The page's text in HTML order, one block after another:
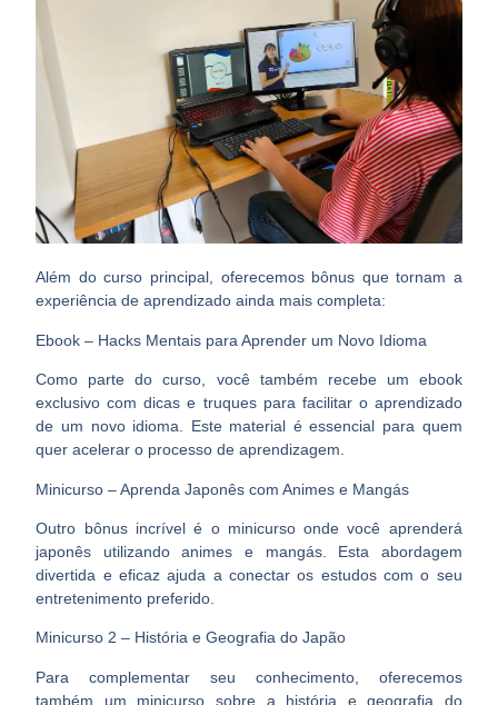
Além do curso principal, oferecemos bônus que tornam a
experiência de aprendizado ainda mais completa:
Ebook – Hacks Mentais para Aprender um Novo Idioma
Como parte do curso, você também recebe um ebook
exclusivo com dicas e truques para facilitar o aprendizado
de um novo idioma. Este material é essencial para quem
quer acelerar o processo de aprendizagem.
Minicurso – Aprenda Japonês com Animes e Mangás
Outro bônus incrível é o minicurso onde você aprenderá
japonês utilizando animes e mangás. Esta abordagem
divertida e eficaz ajuda a conectar os estudos com o seu
entretenimento preferido.
Minicurso 2 – História e Geografia do Japão
Para complementar seu conhecimento, oferecemos
também um minicurso sobre a história e geografia do